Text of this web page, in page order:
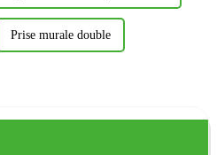
Prise murale double